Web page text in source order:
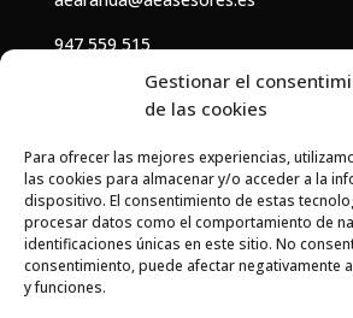
Gestionar el
de las cookies
Para ofrecer las mejores experiencias,
las cookies para almacenar y/o acceder a la
dispositivo. El consentimiento de estas
procesar datos como el comportamiento de
identificaciones únicas en este sitio. No
consentimiento, puede afectar negativamente
y funciones.
947 559 515
Delunesaviernes: 8:00 – 15:00
Jueves: 08:00 – 15:00 / 16:00 – 19:00
Cookies